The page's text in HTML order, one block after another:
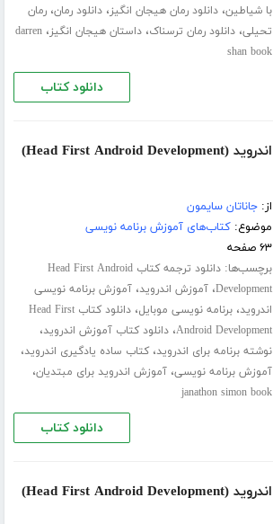
با شیاطین،دانلود رمان هیجان انگیز،دانلود رمان،رمان
تحیلی،دانلود رمان ترسناک،داستان هیجان انگیز،darren
shan book
دانلود کتاب
دانلود کتاب آموزش اندروید (Head First Android Development)
از:جاناتان سایمون
موضوع:کتاب‌های آموزش برنامه نویسی
۶۳ صفحه
برچسب‌ها:
دانلود ترجمه کتاب Head First Android
Development،آموزش اندروید،آموزش برنامه نویسی
اندروید،برنامه نویسی موبایل،
دانلود کتاب Head First
Android Development،دانلود کتاب آموزش اندروید،
نوشته برنامه برای اندروید،کتاب ساده یادگیری اندروید،
آموزش برنامه نویسی،آموزش اندروید برای مبتدیان،
janathon simon book
دانلود کتاب
دانلود کتاب آموزش اندروید (Head First Android Development)